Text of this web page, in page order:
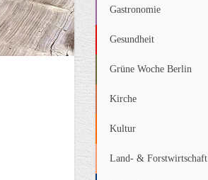
Gastronomie
Gesundheit
Grüne Woche Berlin
Kirche
Kultur
Land- & Forstwirtschaft